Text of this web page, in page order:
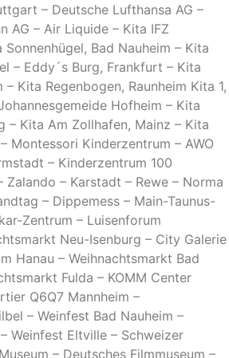
– Deutsche Lufthansa AG –
AG – Air Liquide – Kita IFZ
Sonnenhügel, Bad Nauheim – Kita
– Eddy´s Burg, Frankfurt – Kita
Kita Regenbogen, Raunheim Kita 1,
Hofheim – Kita
– Kita Am Zollhafen, Mainz – Kita
Montessori Kinderzentrum – AWO
– Kinderzentrum 100
Zalando – Karstadt – Rewe – Norma
– Dippemess – Main-Taunus-
Zentrum – Luisenforum
Neu-Isenburg – City Galerie
Hanau – Weihnachtsmarkt Bad
Fulda – KOMM Center
Q6Q7 Mannheim –
– Weinfest Bad Nauheim –
Weinfest Eltville – Schweizer
– Deutsches Filmmuseum –